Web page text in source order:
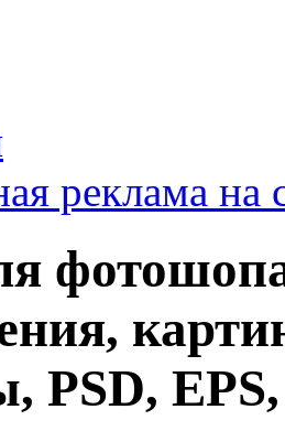
реклама на
PSD,